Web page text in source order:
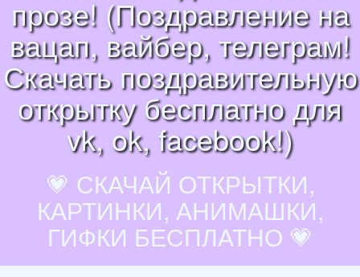
прозе! (Поздравление на
вацап, вайбер, телеграм!
Скачать поздравительную
открытку бесплатно для
vk, ok, facebook!)
💗 СКАЧАЙ ОТКРЫТКИ,
КАРТИНКИ, АНИМАШКИ,
ГИФКИ БЕСПЛАТНО 💗